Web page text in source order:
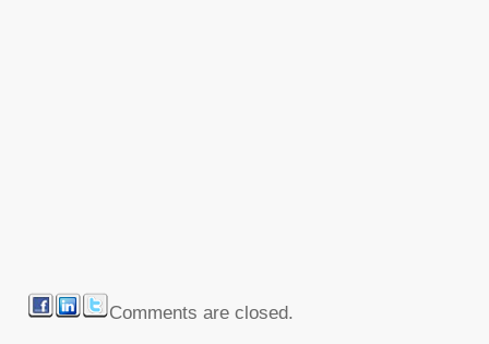
Comments are closed.